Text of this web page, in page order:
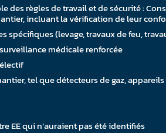
des règles de travail et de sécurité :
incluant la vérification de leur
(levage, travaux de feu,
médicale renforcée
tel que détecteurs de gaz,
EE qui n’auraient pas été identifiés